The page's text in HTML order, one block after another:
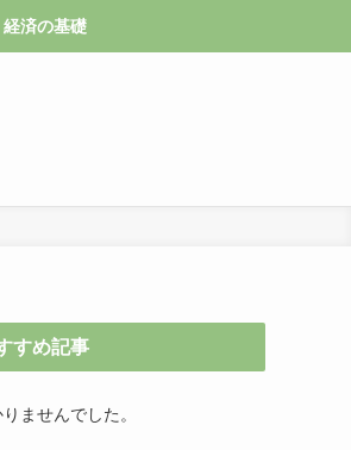
済の基礎
すめ記事
ませんでした。